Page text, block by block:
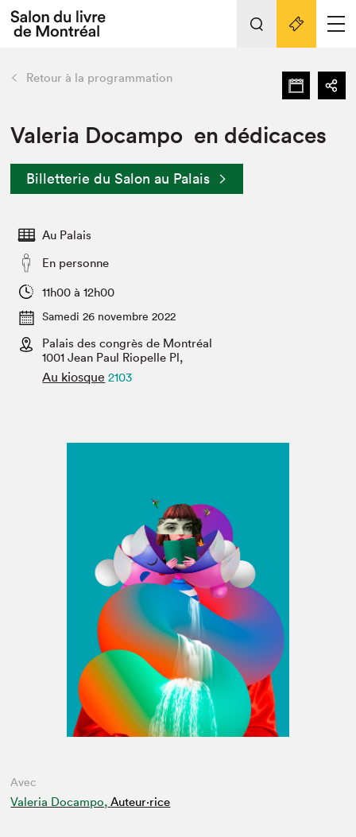
Espace exposant⋅e⋅s
Espace enseignant·e·s
Espace médias
L'événement
Préparer sa visite au Salon
Actualités
SLM PRO
retour Nos activités
Préparer sa visite
Salon dans la ville et en ligne
Projets partenaires
Liens pratiques
Retour à la programmation
Valeria Docampo en dédicaces
Billetterie du Salon au Palais
Au Palais
En personne
11h00 à 12h00
Samedi 26 novembre 2022
Palais des congrès de Montréal
1001 Jean Paul Riopelle Pl,
Au kiosque 2103
Avec
Valeria Docampo, Auteur·rice